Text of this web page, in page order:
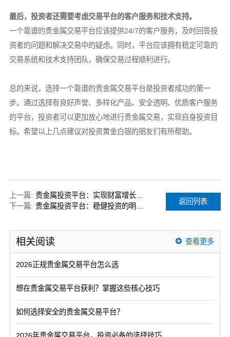
最后，投资者还需要考虑交易平台的客户服务和技术支持。
一个靠谱的贵金属交易平台应该提供24/7的客户服务，及时回答投
资者的问题和解决交易中的疑虑。同时，平台应该拥有稳定可靠的
交易系统和技术支持团队，确保交易过程顺利进行。
总的来说，选择一个靠谱的贵金属交易平台是投资者成功的第一
步。通过选择有良好声誉、多样化产品、安全透明、优质客户服务
的平台，投资者可以更加放心地进行贵金属交易，实现自身投资目
标。希望以上几点建议对投资黄金白银的朋友们有所帮助。
上一篇:
贵金属投资平台：实现财富增长的最佳选择
下一篇:
贵金属投资平台：稳健投资的明智选择
返回列表
相关阅读 查看更多
2026正规贵金属交易平台怎么选
想在贵金属交易平台获利？掌握这些核心技巧
如何选择安全的贵金属交易平台？
2026年贵金属交易平台，投资必备的选择技巧